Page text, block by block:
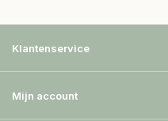
Klantenservice
Mijn account